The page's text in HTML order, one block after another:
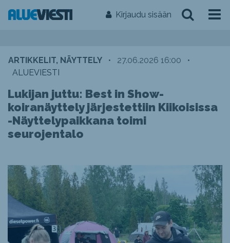
Kirjaudu sisään
ARTIKKELIT, NÄYTTELY • 27.06.2026 16:00
•
ALUEVIESTI
Lukijan juttu: Best in Show-
koiranäyttely järjestettiin Kiikoisissa
-Näyttelypaikkana toimi
seurojentalo